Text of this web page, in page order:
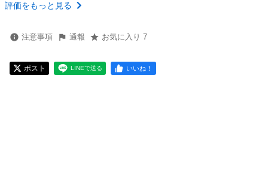
評価をもっと見る
注意事項 通報 お気に入り 7
ポスト LINEで送る いいね！